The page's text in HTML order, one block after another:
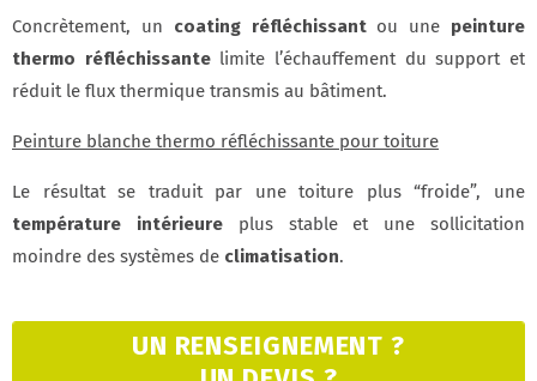
Concrètement, un coating réfléchissantou une peinture
thermo réfléchissantelimite l’échauffement du support et
réduit le flux thermique transmis au bâtiment.
Peinture blanche thermo réfléchissante pour toiture
Le résultat se traduit par une toiture plus “froide”, une
température intérieureplus stable et une sollicitation
moindre des systèmes de climatisation.
UN RENSEIGNEMENT ?